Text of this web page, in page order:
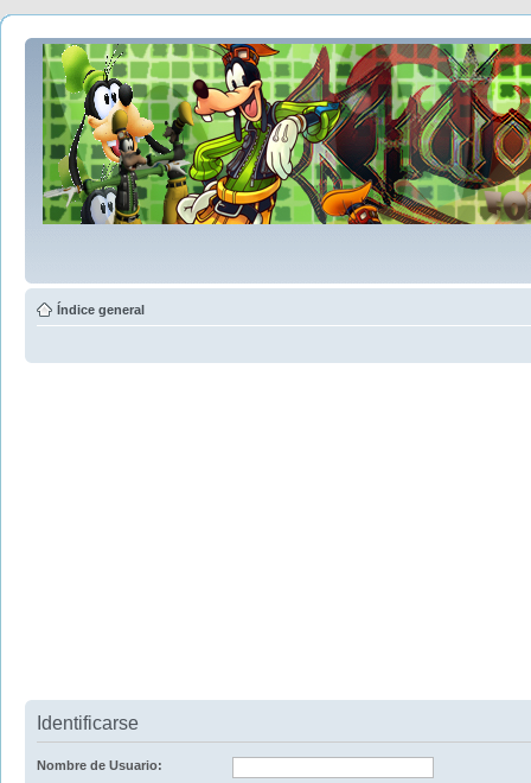
Índice general
Identificarse
Nombre de Usuario: